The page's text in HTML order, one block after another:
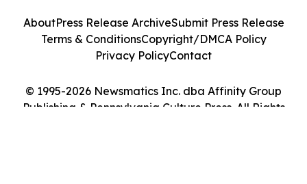
© 1995-2026 Newsmatics Inc. dba Affinity Group
Publishing & Pennsylvania Culture Press. All Rights
AboutPress Release ArchiveSubmit Press Release
Terms & ConditionsCopyright/DMCA Policy
Privacy PolicyContact